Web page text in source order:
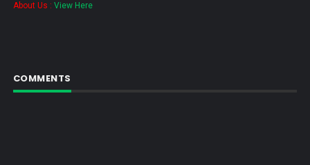
About Us : View Here
COMMENTS